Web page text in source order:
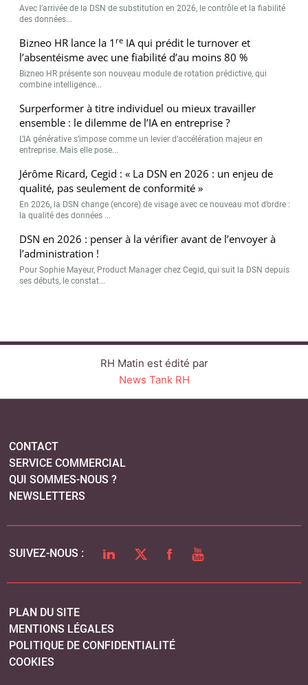
Avec l’arrivée de la DSN de substitution en 2026, le contrôle et la fiabilité
des données...
Bizneo HR lance la 1 re IA qui prédit le turnover et
l’absentéisme avec une fiabilité d’au moins 80 %
Bizneo HR présente son nouveau module de rotation prédictive, qui
combine intelligence...
Surperformer à titre individuel ou mieux travailler
ensemble : le dilemme de l’IA en entreprise ?
L’IA générative s’impose comme un levier d’accélération majeur en
entreprise. Mais elle pose...
Jérôme Ricard, Cegid : « La DSN en 2026 : un enjeu de
qualité, pas seulement de conformité »
En 2026, la DSN change (encore) de visage avec ce nouveau mot d’ordre :
la qualité des données ...
DSN en 2026 : penser à la vérifier avant de l’envoyer à
l’administration !
Pour Sophie Mayeur, Product Manager chez Cegid, qui suit la DSN depuis
ses débuts, le constat...
RH Matin est édité par
News Tank RH
CONTACT
SERVICE COMMERCIAL
QUI SOMMES-NOUS ?
NEWSLETTERS
SUIVEZ-NOUS : LINKEDINTWITTERFACEBOOK
YOUTUBE
PLAN DU SITE
MENTIONS LÉGALES
POLITIQUE DE CONFIDENTIALITÉ
COOKIES